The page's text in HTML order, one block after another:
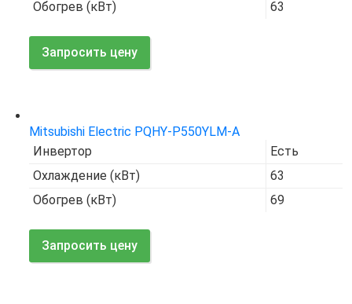
Обогрев (кВт)
63
Запросить цену
Mitsubishi Electric PQHY-P550YLM-A
Инвертор
Есть
Охлаждение (кВт)
63
Обогрев (кВт)
69
Запросить цену